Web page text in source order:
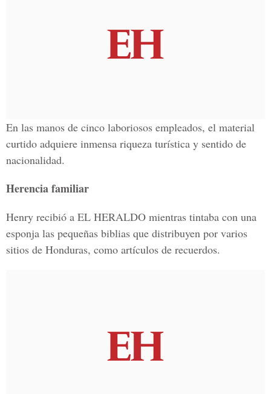
En las manos de cinco laboriosos empleados, el material
curtido adquiere inmensa riqueza turística y sentido de
nacionalidad.
Herencia familiar
Henry recibió a EL HERALDO mientras tintaba con una
esponja las pequeñas biblias que distribuyen por varios
sitios de Honduras, como artículos de recuerdos.